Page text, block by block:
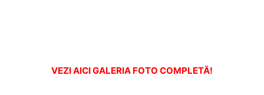
VEZI AICI GALERIA FOTO COMPLETĂ!